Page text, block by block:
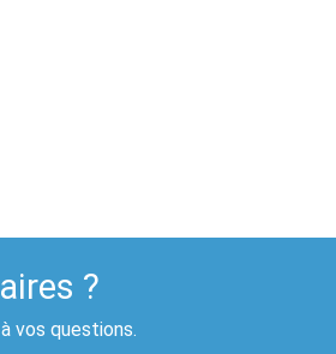
?
vos questions.